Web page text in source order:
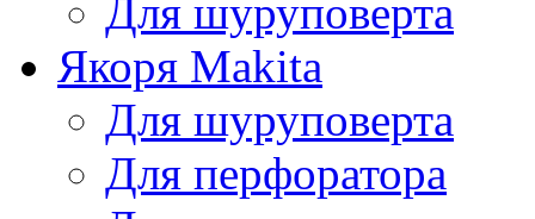
Для шуруповерта
Якоря Makita
Для шуруповерта
Для перфоратора